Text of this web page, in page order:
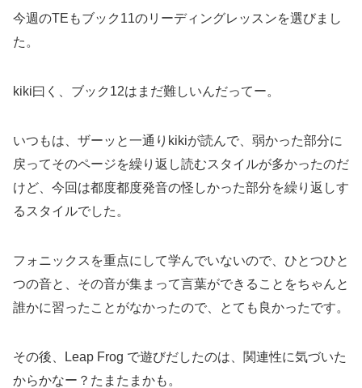
今週のTEもブック11のリーディングレッスンを選びまし
た。
kiki曰く、ブック12はまだ難しいんだってー。
いつもは、ザーッと一通りkikiが読んで、弱かった部分に
戻ってそのページを繰り返し読むスタイルが多かったのだ
けど、今回は都度都度発音の怪しかった部分を繰り返しす
るスタイルでした。
フォニックスを重点にして学んでいないので、ひとつひと
つの音と、その音が集まって言葉ができることをちゃんと
誰かに習ったことがなかったので、とても良かったです。
その後、Leap Frog で遊びだしたのは、関連性に気づいた
からかなー？たまたまかも。